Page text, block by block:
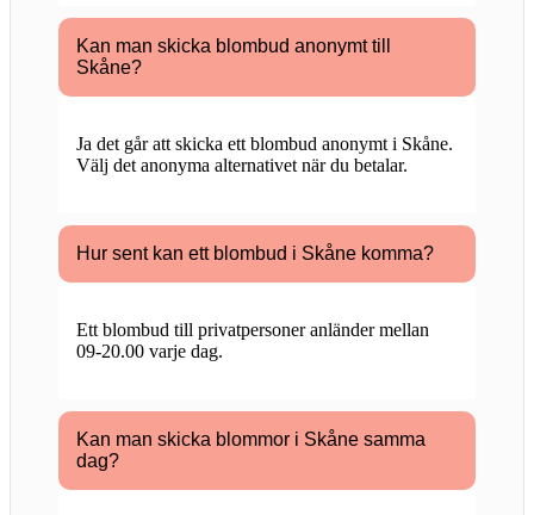
Kan man skicka blombud anonymt till
Skåne?
Ja det går att skicka ett blombud anonymt i Skåne.
Välj det anonyma alternativet när du betalar.
Hur sent kan ett blombud i Skåne komma?
Ett blombud till privatpersoner anländer mellan
09-20.00 varje dag.
Kan man skicka blommor i Skåne samma
dag?